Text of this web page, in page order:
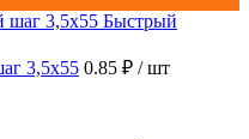
Быстрый
3,5х55 0.85 ₽ / шт